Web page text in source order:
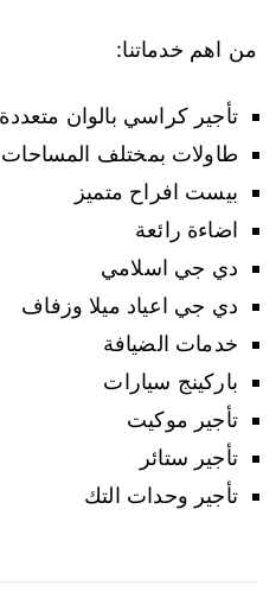
من اهم خدماتنا:
تأجير كراسي بالوان
طاولات بمختلف المساحات
بيست افراح متميز
اضاءة رائعة
دي جي اسلامي
دي جي اعياد ميلا وزفاف
خدمات الضيافة
باركينج سيارات
تأجير موكيت
تأجير ستائر
تأجير وحدات التك